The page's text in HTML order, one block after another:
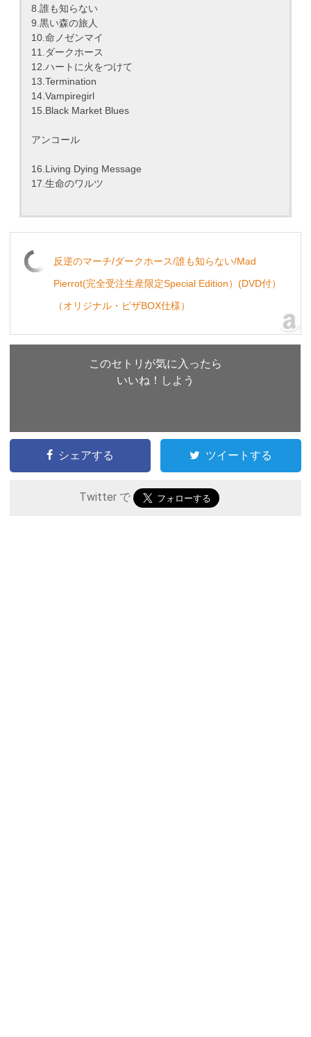
8.誰も知らない
9.黒い森の旅人
10.命ノゼンマイ
11.ダークホース
12.ハートに火をつけて
13.Termination
14.Vampiregirl
15.Black Market Blues
アンコール
16.Living Dying Message
17.生命のワルツ
反逆のマーチ/ダークホース/誰も知らない/Mad
Pierrot(完全受注生産限定Special Edition）(DVD付）
（オリジナル・ピザBOX仕様）
このセトリが気に入ったら
いいね！しよう
シェアする ツイートする
Twitter で